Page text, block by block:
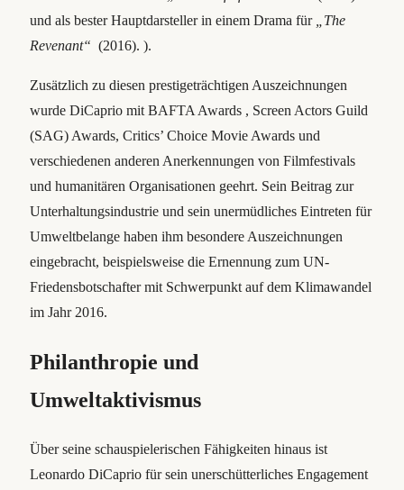
und als bester Hauptdarsteller in einem Drama für
„The
Revenant“ (2016). ).
Zusätzlich zu diesen prestigeträchtigen Auszeichnungen
wurde DiCaprio mit BAFTA Awards , Screen Actors Guild
(SAG) Awards, Critics’ Choice Movie Awards und
verschiedenen anderen Anerkennungen von Filmfestivals
und humanitären Organisationen geehrt. Sein Beitrag zur
Unterhaltungsindustrie und sein unermüdliches Eintreten für
Umweltbelange haben ihm besondere Auszeichnungen
eingebracht, beispielsweise die Ernennung zum UN-
Friedensbotschafter mit Schwerpunkt auf dem Klimawandel
im Jahr 2016.
Philanthropie und
Umweltaktivismus
Über seine schauspielerischen Fähigkeiten hinaus ist
Leonardo DiCaprio für sein unerschütterliches Engagement